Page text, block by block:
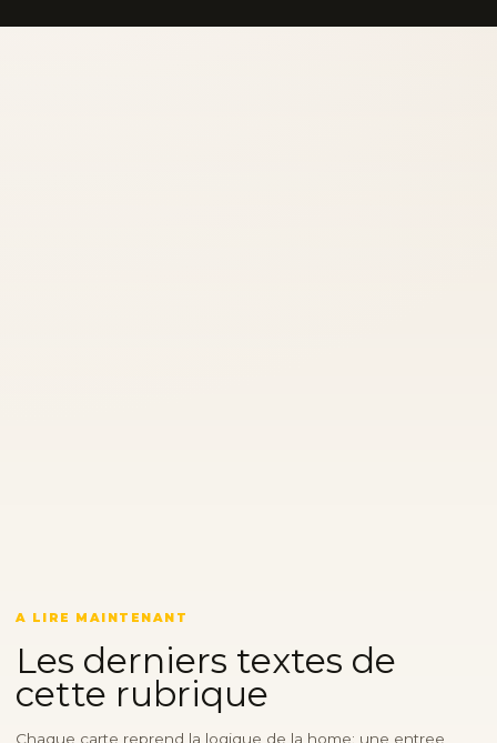
A LIRE MAINTENANT
Les derniers textes de
cette rubrique
Chaque carte reprend la logique de la home: une entree